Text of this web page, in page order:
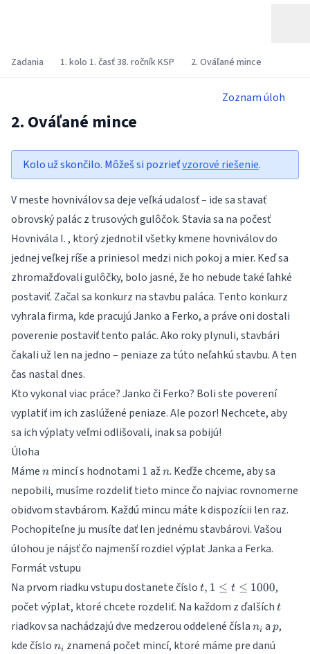
Zadania 1. kolo 1. časť 38. ročník KSP 2. Ováľané mince
Zoznam úloh
2. Ováľané mince
Kolo už skončilo. Môžeš si pozrieťvzorové riešenie.
V meste hovniválov sa deje veľká udalosť – ide sa stavať
obrovský palác z trusových gulôčok. Stavia sa na počesť
Hovnivála I. , ktorý zjednotil všetky kmene hovniválov do
jednej veľkej ríše a priniesol medzi nich pokoj a mier. Keď sa
zhromažďovali gulôčky, bolo jasné, že ho nebude také ľahké
postaviť. Začal sa konkurz na stavbu paláca. Tento konkurz
vyhrala firma, kde pracujú Janko a Ferko, a práve oni dostali
poverenie postaviť tento palác. Ako roky plynuli, stavbári
čakali už len na jedno – peniaze za túto neľahkú stavbu. A ten
čas nastal dnes.
Kto vykonal viac práce? Janko či Ferko? Boli ste poverení
vyplatiť im ich zaslúžené peniaze. Ale pozor! Nechcete, aby
sa ich výplaty veľmi odlišovali, inak sa pobijú!
Úloha
Máme n
n mincí s hodnotami 1
1 ažn
n. Keďže chceme, aby sa
nepobili, musíme rozdeliť tieto mince čo najviac rovnomerne
obidvom stavbárom. Každú mincu máte k dispozícii len raz.
Pochopiteľne ju musíte dať len jednému stavbárovi. Vašou
úlohou je nájsť čo najmenší rozdiel výplat Janka a Ferka.
Formát vstupu
Na prvom riadku vstupu dostanete číslo t,
1\leq
t
\leq
1000
t, 1 ≤ t ≤ 1000,
počet výplat, ktoré chcete rozdeliť. Na každom z ďalších t
t
riadkov sa nachádzajú dve medzerou oddelené čísla n_i
ni a p
p,
kde číslo n_i
ni znamená počet mincí, ktoré máme pre danú